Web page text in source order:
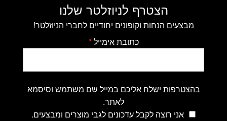
הצטרף לניוזלטר שלנו
מבצעים הנחות וקופונים יחודיים לחברי הניוזלטר!
כתובת אימייל*
בהצטרפות ישלח אליכם במייל שם משתמש וסיסמא
לאתר.
אני רוצה לקבל עדכונים לגבי מוצרים ומבצעים.